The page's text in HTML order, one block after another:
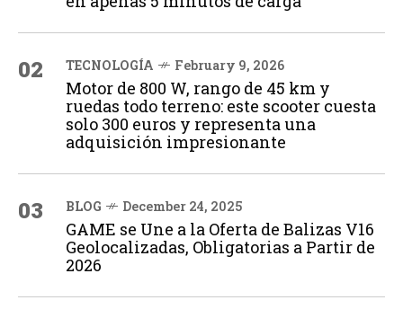
02 TECNOLOGÍA February 9, 2026
Motor de 800 W, rango de 45 km y
ruedas todo terreno: este scooter cuesta
solo 300 euros y representa una
adquisición impresionante
03 BLOG December 24, 2025
GAME se Une a la Oferta de Balizas V16
Geolocalizadas, Obligatorias a Partir de
2026